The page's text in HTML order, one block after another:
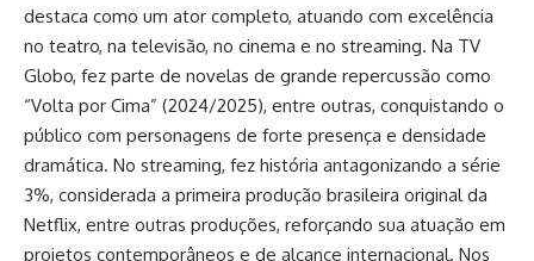
destaca como um ator completo, atuando com excelência
no teatro, na televisão, no cinema e no streaming. Na TV
Globo, fez parte de novelas de grande repercussão como
“Volta por Cima” (2024/2025), entre outras, conquistando o
público com personagens de forte presença e densidade
dramática. No streaming, fez história antagonizando a série
3%, considerada a primeira produção brasileira original da
Netflix, entre outras produções, reforçando sua atuação em
projetos contemporâneos e de alcance internacional. Nos